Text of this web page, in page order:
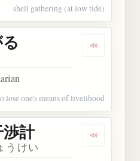
shell gathering (at low tide)
Dengarkan
lose one's means of livelihood
Dengarkan
計
うけい